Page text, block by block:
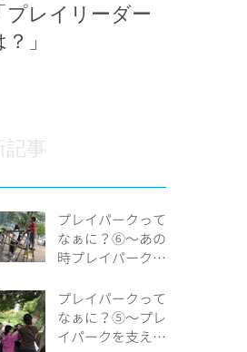
プレイリーダー
」
記事
プレイパークって
なぁに？⑥～あの
時プレイパークが
プレイパークって
なぁに？⑤～プレ
イパークを支える